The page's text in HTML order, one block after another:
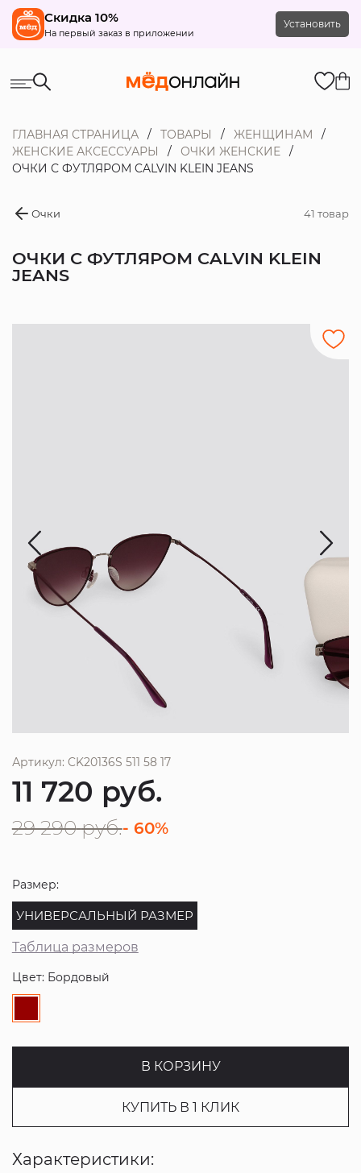
Скидка 10%
На первый заказ в приложении
Установить
ГЛАВНАЯ СТРАНИЦА ТОВАРЫ
ЖЕНЩИНАМ
ЖЕНСКИЕ АКСЕССУАРЫ
ОЧКИ ЖЕНСКИЕ
ОЧКИ С ФУТЛЯРОМ CALVIN KLEIN JEANS
Очки 41 товар
ОЧКИ С ФУТЛЯРОМ CALVIN KLEIN
JEANS
Артикул: CK20136S 511 58 17
11 720 руб.
29 290 руб.- 60%
Размер:
УНИВЕРСАЛЬНЫЙ РАЗМЕР
Таблица размеров
Цвет: Бордовый
В КОРЗИНУ
КУПИТЬ В 1 КЛИК
Характеристики: